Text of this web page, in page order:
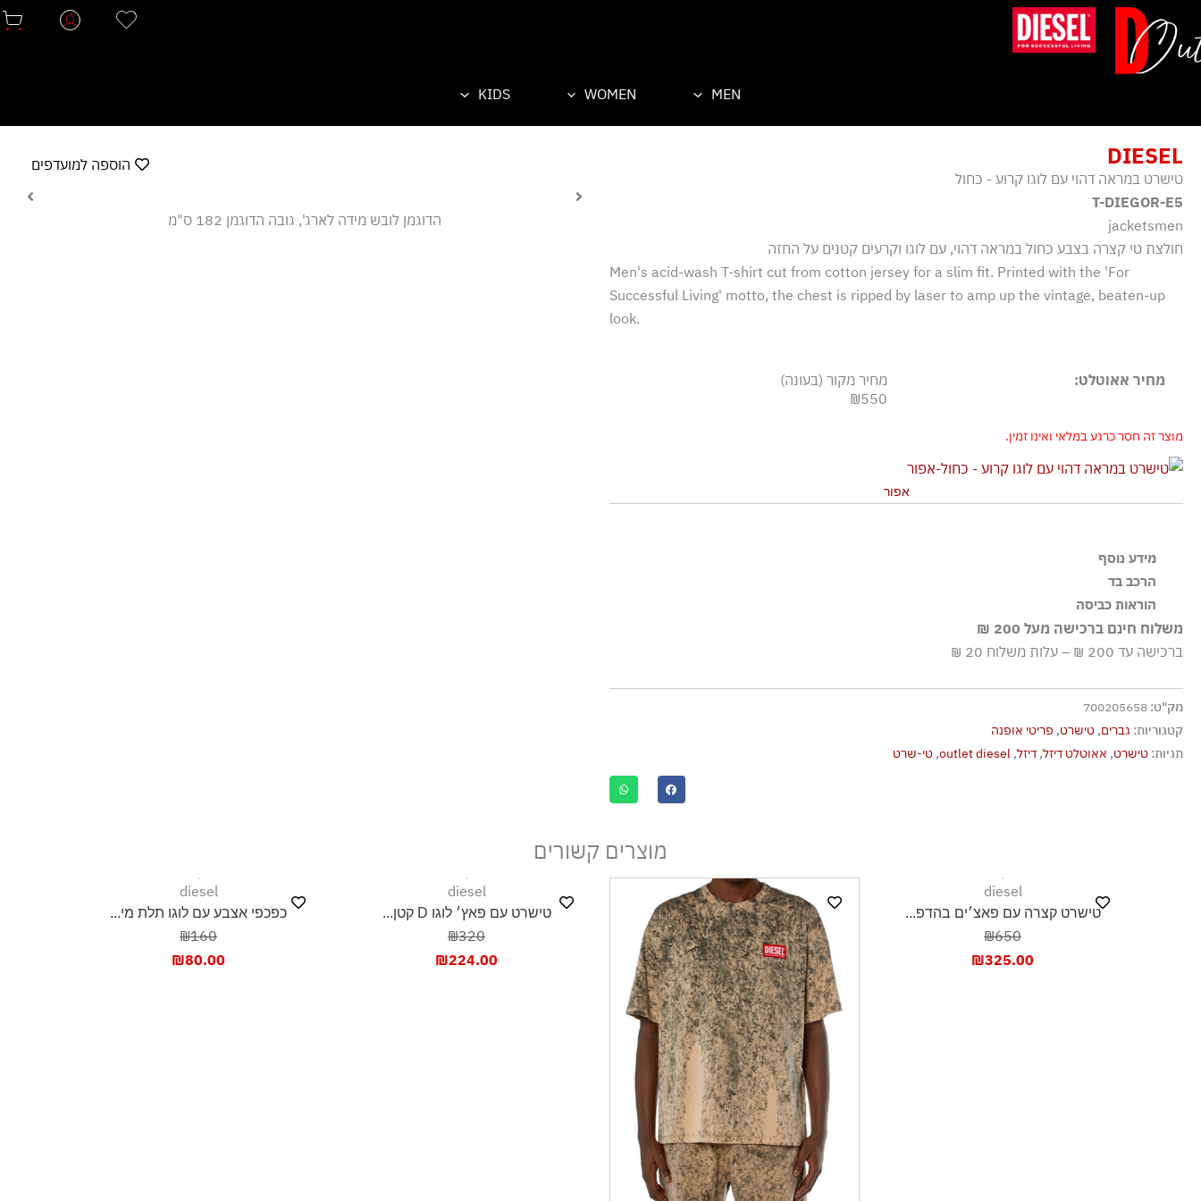
לתוכן
MEN
WOMEN
KIDS
DIESEL
טישרט במראה דהוי עם לוגו קרוע - כחול
T-DIEGOR-E5
jacketsmen
חולצת טי קצרה בצבע כחול במראה דהוי, עם לוגו וקרעים קטנים על החזה
Men's acid-wash T-shirt cut from cotton jersey for a slim fit. Printed with the 'For
Successful Living' motto, the chest is ripped by laser to amp up the vintage, beaten-up
look.
מחיר אאוטלט:
מחיר מקור (בעונה)
₪550
מוצר זה חסר כרגע במלאי ואינו זמין.
אפור
מידע נוסף
גזרת סלים
הרכב בד
100% כותנה
הוראות כביסה
כביסה עדינה במכונה עד-30°C
ללא חומרי הלבנה, ללא השריה
גיהוץ בחום נמוך
אסור לנקות בניקוי יבש כלל
אסור לייבש במכונה כלל
לייבש הפוך ובצל
משלוח חינם ברכישה מעל 200 ₪
ברכישה עד 200 ₪ – עלות משלוח 20 ₪
מק"ט: 700205658
קטגוריות: גברים, טישרט, פריטי אופנה
תגיות: טישרט, אאוטלט דיזל, דיזל,
outlet diesel
, טי-שרט
הוספה למועדפים
הדוגמן לובש מידה לארג', גובה הדוגמן 182 ס"מ
מוצרים קשורים
diesel
טישרט קצרה עם פאצ׳ים בהדפ...
₪650
₪325.00
diesel
טישרט עם פאץ׳ לוגו D קטן...
₪320
₪224.00
diesel
כפכפי אצבע עם לוגו תלת מי...
₪160
₪80.00